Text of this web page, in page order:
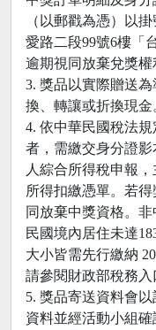
（以郵戳為憑）以
愛路二段99號6樓「
逾期視同放棄兌獎權
3. 獎品以實際贈送
換、轉讓或折換現金
4. 依中華民國稅法
者，需繳交身分證
人綜合所得稅申報
所得扣繳憑單。若
同放棄中獎資格。
民國境內居住未達
大小皆需先行繳納
請參閱財政部稅務入
5. 獎品寄送資料會
資料並經活動小組